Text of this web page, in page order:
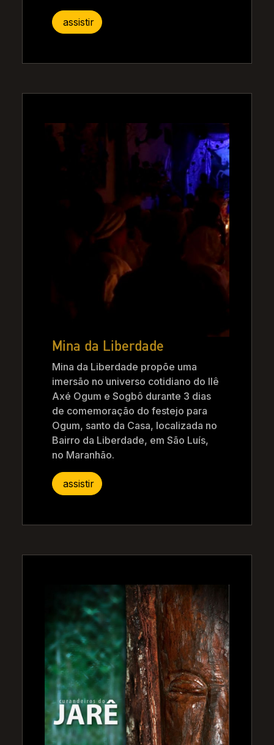
assistir
Mina da Liberdade
Mina da Liberdade propõe uma
imersão no universo cotidiano do Ilê
Axé Ogum e Sogbô durante 3 dias
de comemoração do festejo para
Ogum, santo da Casa, localizada no
Bairro da Liberdade, em São Luís,
no Maranhão.
assistir